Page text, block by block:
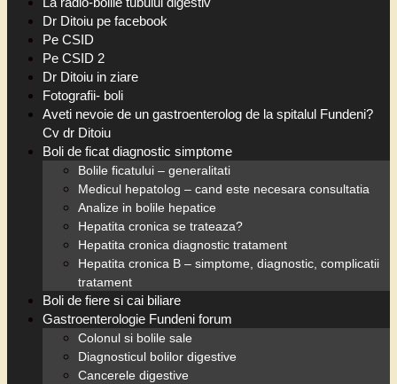
Dr Ditoiu pe facebook
Pe CSID
Pe CSID 2
Dr Ditoiu in ziare
Fotografii- boli
Aveti nevoie de un gastroenterolog de la spitalul Fundeni?
Cv dr Ditoiu
Boli de ficat diagnostic simptome
Bolile ficatului – generalitati
Medicul hepatolog – cand este necesara consultatia
Analize in bolile hepatice
Hepatita cronica se trateaza?
Hepatita cronica diagnostic tratament
Hepatita cronica B – simptome, diagnostic, complicatii
tratament
Boli de fiere si cai biliare
Gastroenterologie Fundeni forum
Colonul si bolile sale
Diagnosticul bolilor digestive
Cancerele digestive